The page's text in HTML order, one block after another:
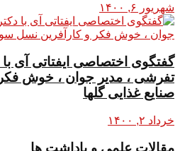
شهریور ۶, ۱۴۰۰
گفتگوی اختصاصی ایفتاتی آی
تفرشی ، مدیر جوان ، خوش
صنایع غذایی گلها
خرداد ۲, ۱۴۰۰
مقالات علمی و یاداشت ها